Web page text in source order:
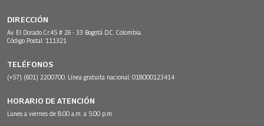
DIRECCIÓN
Av. El Dorado Cr.45 # 26 - 33 Bogotá D.C. Colombia.
Código Postal: 111321
TELÉFONOS
(+57) (601) 2200700. Línea gratuita nacional: 018000123414
HORARIO DE ATENCIÓN
Lunes a viernes de 8:00 a.m. a 5:00 p.m.